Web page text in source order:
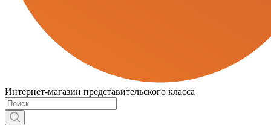
Интернет-магазин представительского класса